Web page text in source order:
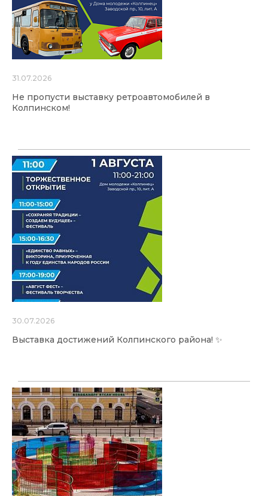
31.07.2026
Не пропусти выставку ретроавтомобилей в
Колпинском!
30.07.2026
Выставка достижений Колпинского района! ✨